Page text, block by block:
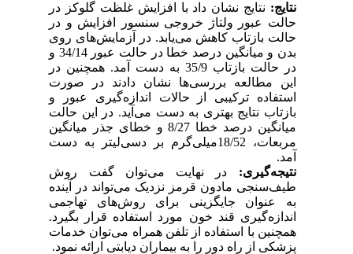
نتایج:نتایج نشان داد با افزایش غلظت گلوکز در
حالت عبور ولتاژ خروجی سنسور افزایش و در
حالت بازتاب کاهش می‌یابد. در آزمایش‌های روی
بدن و میانگین درصد خطا در حالت عبور 34/14 و
در حالت بازتاب 35/9 به دست آمد. همچنین در
این مطالعه بررسی‌ها نشان دادند در صورت
استفاده ترکیبی از حالات اندازه‌گیری عبور و
بازتاب نتایج بهتری به دست می‌آید. در این حالت
میانگین درصد خطا 8/27 و خطای جذر میانگین
مربعات، 18/52میلی‌گرم بر دسی‌لیتر به دست
آمد.
نتیجه‌گیری:در نهایت می‌توان گفت روش
طیف‌سنجی مادون قرمز نزدیک می‌تواند در آینده
به عنوان جایگزینی برای روش‌های تهاجمی
اندازه‌گیری قند خون مورد استفاده قرار بگیرد.
همچنین با استفاده از تلفن همراه می‌توان خدمات
پزشکی از راه دور را به بیماران دیابتی ارائه نمود.